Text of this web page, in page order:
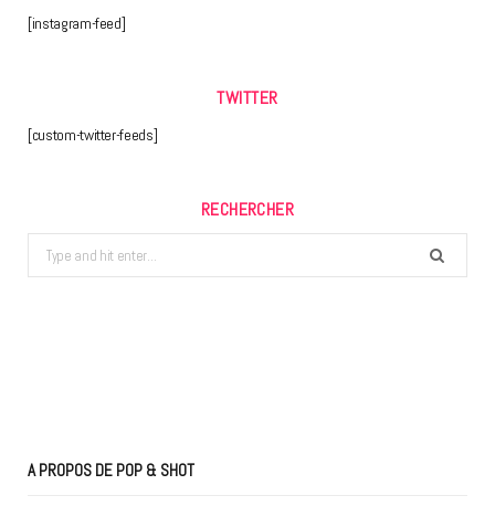
[instagram-feed]
TWITTER
[custom-twitter-feeds]
RECHERCHER
Search
for:
A PROPOS DE POP & SHOT